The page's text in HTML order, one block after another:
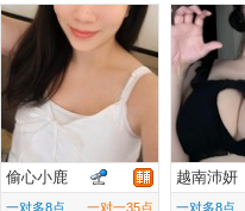
偷心小鹿
一对多8点 一对一35点
越南沛妍
一对多8点